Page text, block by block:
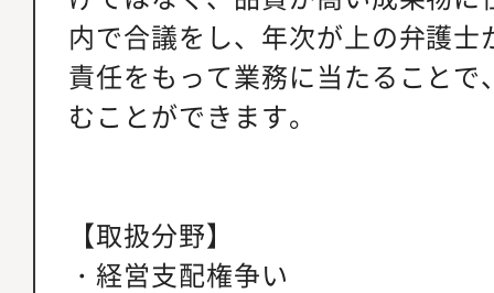
内で合議をし、年次が上の弁護
責任をもって業務に当たること
むことができます。
【取扱分野】
・経営支配権争い